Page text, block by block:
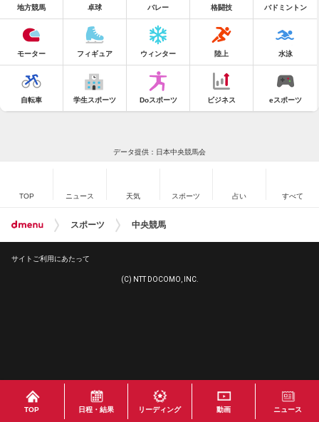
TOP 日程・結果 リーディング 動画 ニュース
地方競馬 卓球 バレー 格闘技 バドミントン
モーター フィギュア ウィンター 陸上 水泳
自転車 学生スポーツ Doスポーツ ビジネス eスポーツ
データ提供：日本中央競馬会
TOP ニュース 天気 スポーツ 占い すべて
スポーツ 中央競馬
サイトご利用にあたって
(C) NTT DOCOMO, INC.